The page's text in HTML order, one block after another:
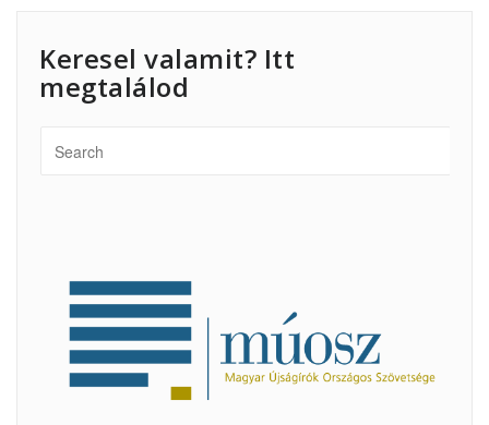
Keresel valamit? Itt
megtalálod